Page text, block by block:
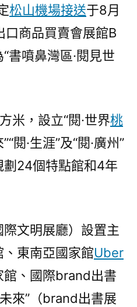
書
噴
玩
翻
機
場
送
八
年
夜
特
亮
松山機場接送于8月
口商品買賣會展館B
書噴鼻灣區·閱見世
米，設立“閱·世界桃
”“閱·生涯”及“閱·廣州”
劃24個特點館和4年
際文明展廳）設置主
東南亞國家館Uber
館、國際brand出書
來”（brand出書展